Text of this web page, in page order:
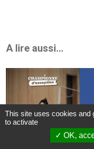
A lire aussi...
This site uses cookies and
to activate
OK,